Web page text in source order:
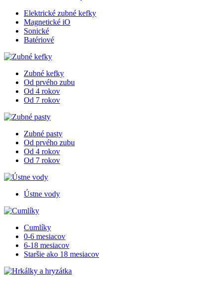
Elektrické zubné kefky
Magnetické iO
Sonické
Batériové
Zubné kefky
Od prvého zubu
Od 4 rokov
Od 7 rokov
Zubné pasty
Od prvého zubu
Od 4 rokov
Od 7 rokov
Ústne vody
Cumlíky
0-6 mesiacov
6-18 mesiacov
Staršie ako 18 mesiacov